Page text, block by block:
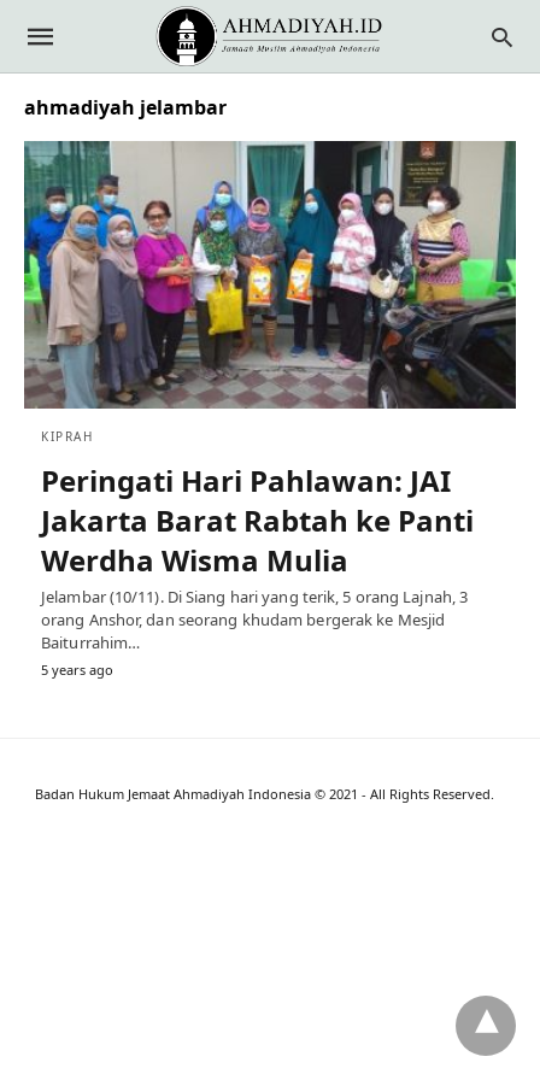
ahmadiyah jelambar
KIPRAH
Peringati Hari Pahlawan: JAI
Jakarta Barat Rabtah ke Panti
Werdha Wisma Mulia
Jelambar (10/11). Di Siang hari yang terik, 5 orang Lajnah, 3
orang Anshor, dan seorang khudam bergerak ke Mesjid
Baiturrahim…
5 years ago
Badan Hukum Jemaat Ahmadiyah Indonesia © 2021 - All Rights Reserved.